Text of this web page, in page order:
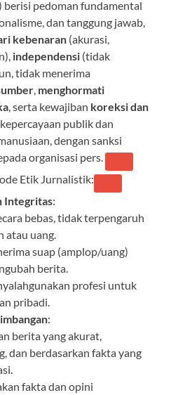
e
a
ds
berisi pedoman fundamental
dan tanggung jawab,
kebenaran (akurasi,
independensi (tidak
tidak menerima
menghormati
, serta kewajiban koreksi dan
publik dan
dengan sanksi
organisasi pers.
Etik Jurnalistik:
Integritas:
bebas, tidak terpengaruh
atau uang.
suap (amplop/uang)
berita.
profesi untuk
pribadi.
:
berita yang akurat,
dan berdasarkan fakta yang
fakta dan opini